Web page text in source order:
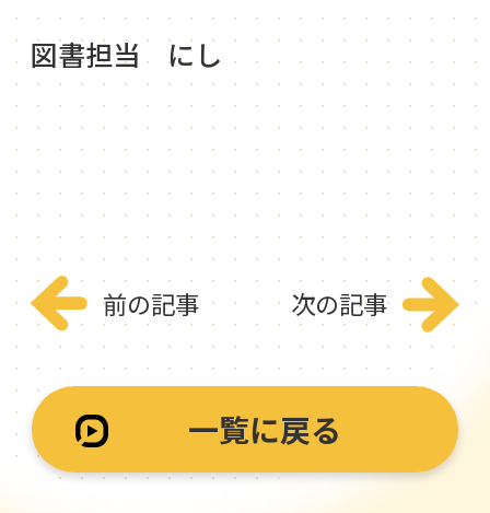
図書担当 にし
前の記事
一覧に戻る
次の記事